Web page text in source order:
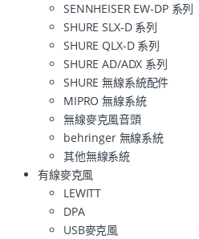
SENNHEISER EW-DP 系列
SHURE SLX-D 系列
SHURE QLX-D 系列
SHURE AD/ADX 系列
SHURE 無線系統配件
MIPRO 無線系統
無線麥克風音頭
behringer 無線系統
其他無線系統
有線麥克風
LEWITT
DPA
USB麥克風